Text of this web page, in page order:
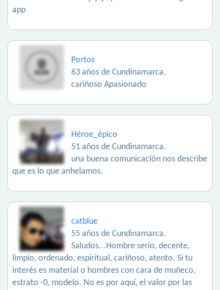
app
Portos
63 años de Cundinamarca.
cariñoso Apasionado
Héroe_épico
51 años de Cundinamarca.
una buena comunicación nos describe
que es lo que anhelamos.
catblue
55 años de Cundinamarca.
Saludos...Hombre serio, decente,
limpio, ordenado, espiritual, cariñoso, atento. Si tu
interés es material o hombres con cara de muñeco,
estrato -0, modelo. No es por aquí, el valor por las